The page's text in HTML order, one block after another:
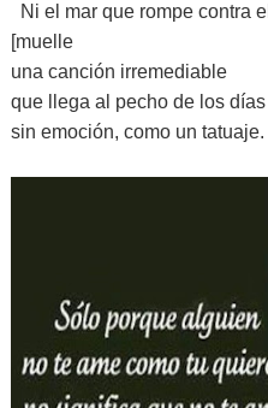
Ni el mar que rompe contra el
[muelle
una canción irremediable
que llega al pecho de los días
sin emoción, como un tatuaje.